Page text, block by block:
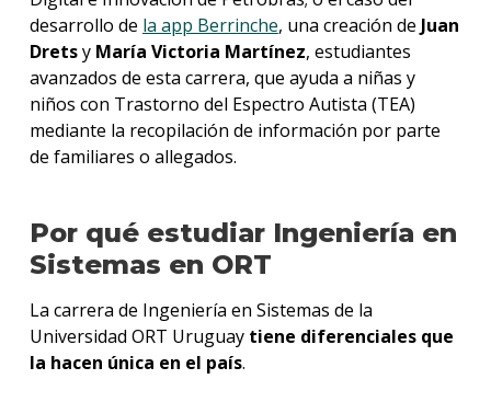
desarrollo de la app Berrinche, una creación de Juan
Dretsy María Victoria Martínez, estudiantes
avanzados de esta carrera, que ayuda a niñas y
niños con Trastorno del Espectro Autista (TEA)
mediante la recopilación de información por parte
de familiares o allegados.
Por qué estudiar Ingeniería en
Sistemas en ORT
La carrera de Ingeniería en Sistemas de la
Universidad ORT Uruguay tiene diferenciales que
la hacen única en el país.